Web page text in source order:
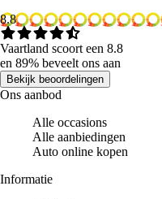
8.8
Vaartland scoort een 8.8
en 89% beveelt ons aan
Bekijk beoordelingen
Ons aanbod
Alle occasions
Alle aanbiedingen
Auto online kopen
Informatie